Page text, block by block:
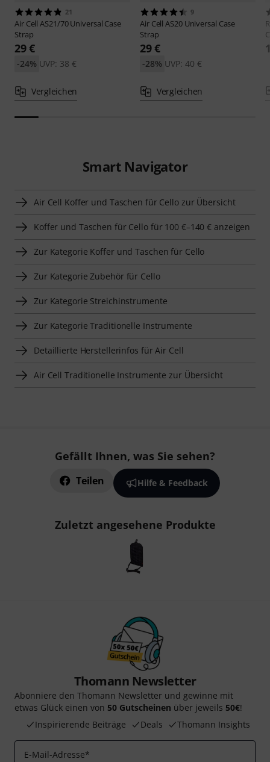
21
Air CellAS21/70 Universal Case
Strap
29 €
UVP: 38 €
-24%
Vergleichen
9
Air CellAS20 Universal Case
Strap
29 €
UVP: 40 €
-28%
Vergleichen
Smart Navigator
Air Cell Koffer und Taschen für Cello zur Übersicht
Koffer und Taschen für Cello für 100 €–140 € anzeigen
Zur Kategorie Koffer und Taschen für Cello
Zur Kategorie Zubehör für Cello
Zur Kategorie Streichinstrumente
Zur Kategorie Traditionelle Instrumente
Detaillierte Herstellerinfos für Air Cell
Air Cell Traditionelle Instrumente zur Übersicht
Gefällt Ihnen, was Sie sehen?
Teilen Hilfe & Feedback
Zuletzt angesehene Produkte
Thomann Newsletter
Abonniere den Thomann Newsletter und gewinne mit
etwas Glück einen von 50 Gutscheinen über jeweils 50€!
Inspirierende Beiträge
Deals Thomann Insights
E-Mail-Adresse*